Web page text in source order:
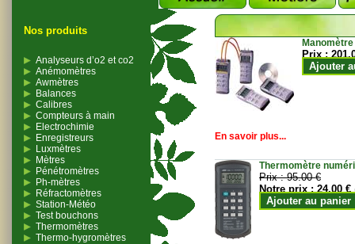
Nos produits
Analyseurs d’o2 et co2
Anémomètres
Awmètres
Balances
Calibres
Compteurs à main
Electrochimie
Enregistreurs
Luxmètres
Mètres
Pénétromètres
Ph-mètres
Réfractomètres
Station-Météo
Test bouchons
Thermomètres
Thermo-hygromètres
Prix :
Ajouter
En savoir plus...
Thermomètre
Prix :95.00 €
Notre prix :24.00 €
Ajouter au panier